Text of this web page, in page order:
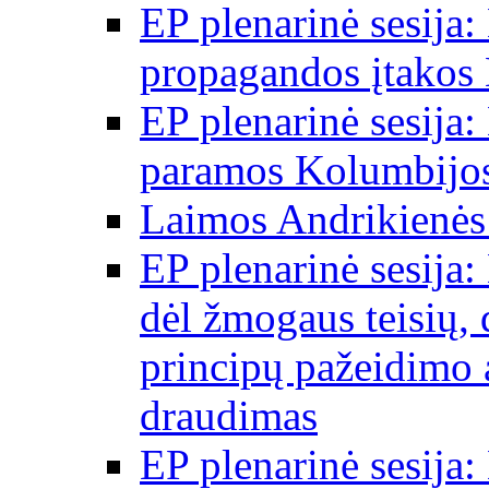
EP plenarinė
propagandos įtakos
EP plenarinė
paramos
Laimos
EP plenarinė
dėl žmogaus
principų pažeidimo
draudimas
EP plenarinė